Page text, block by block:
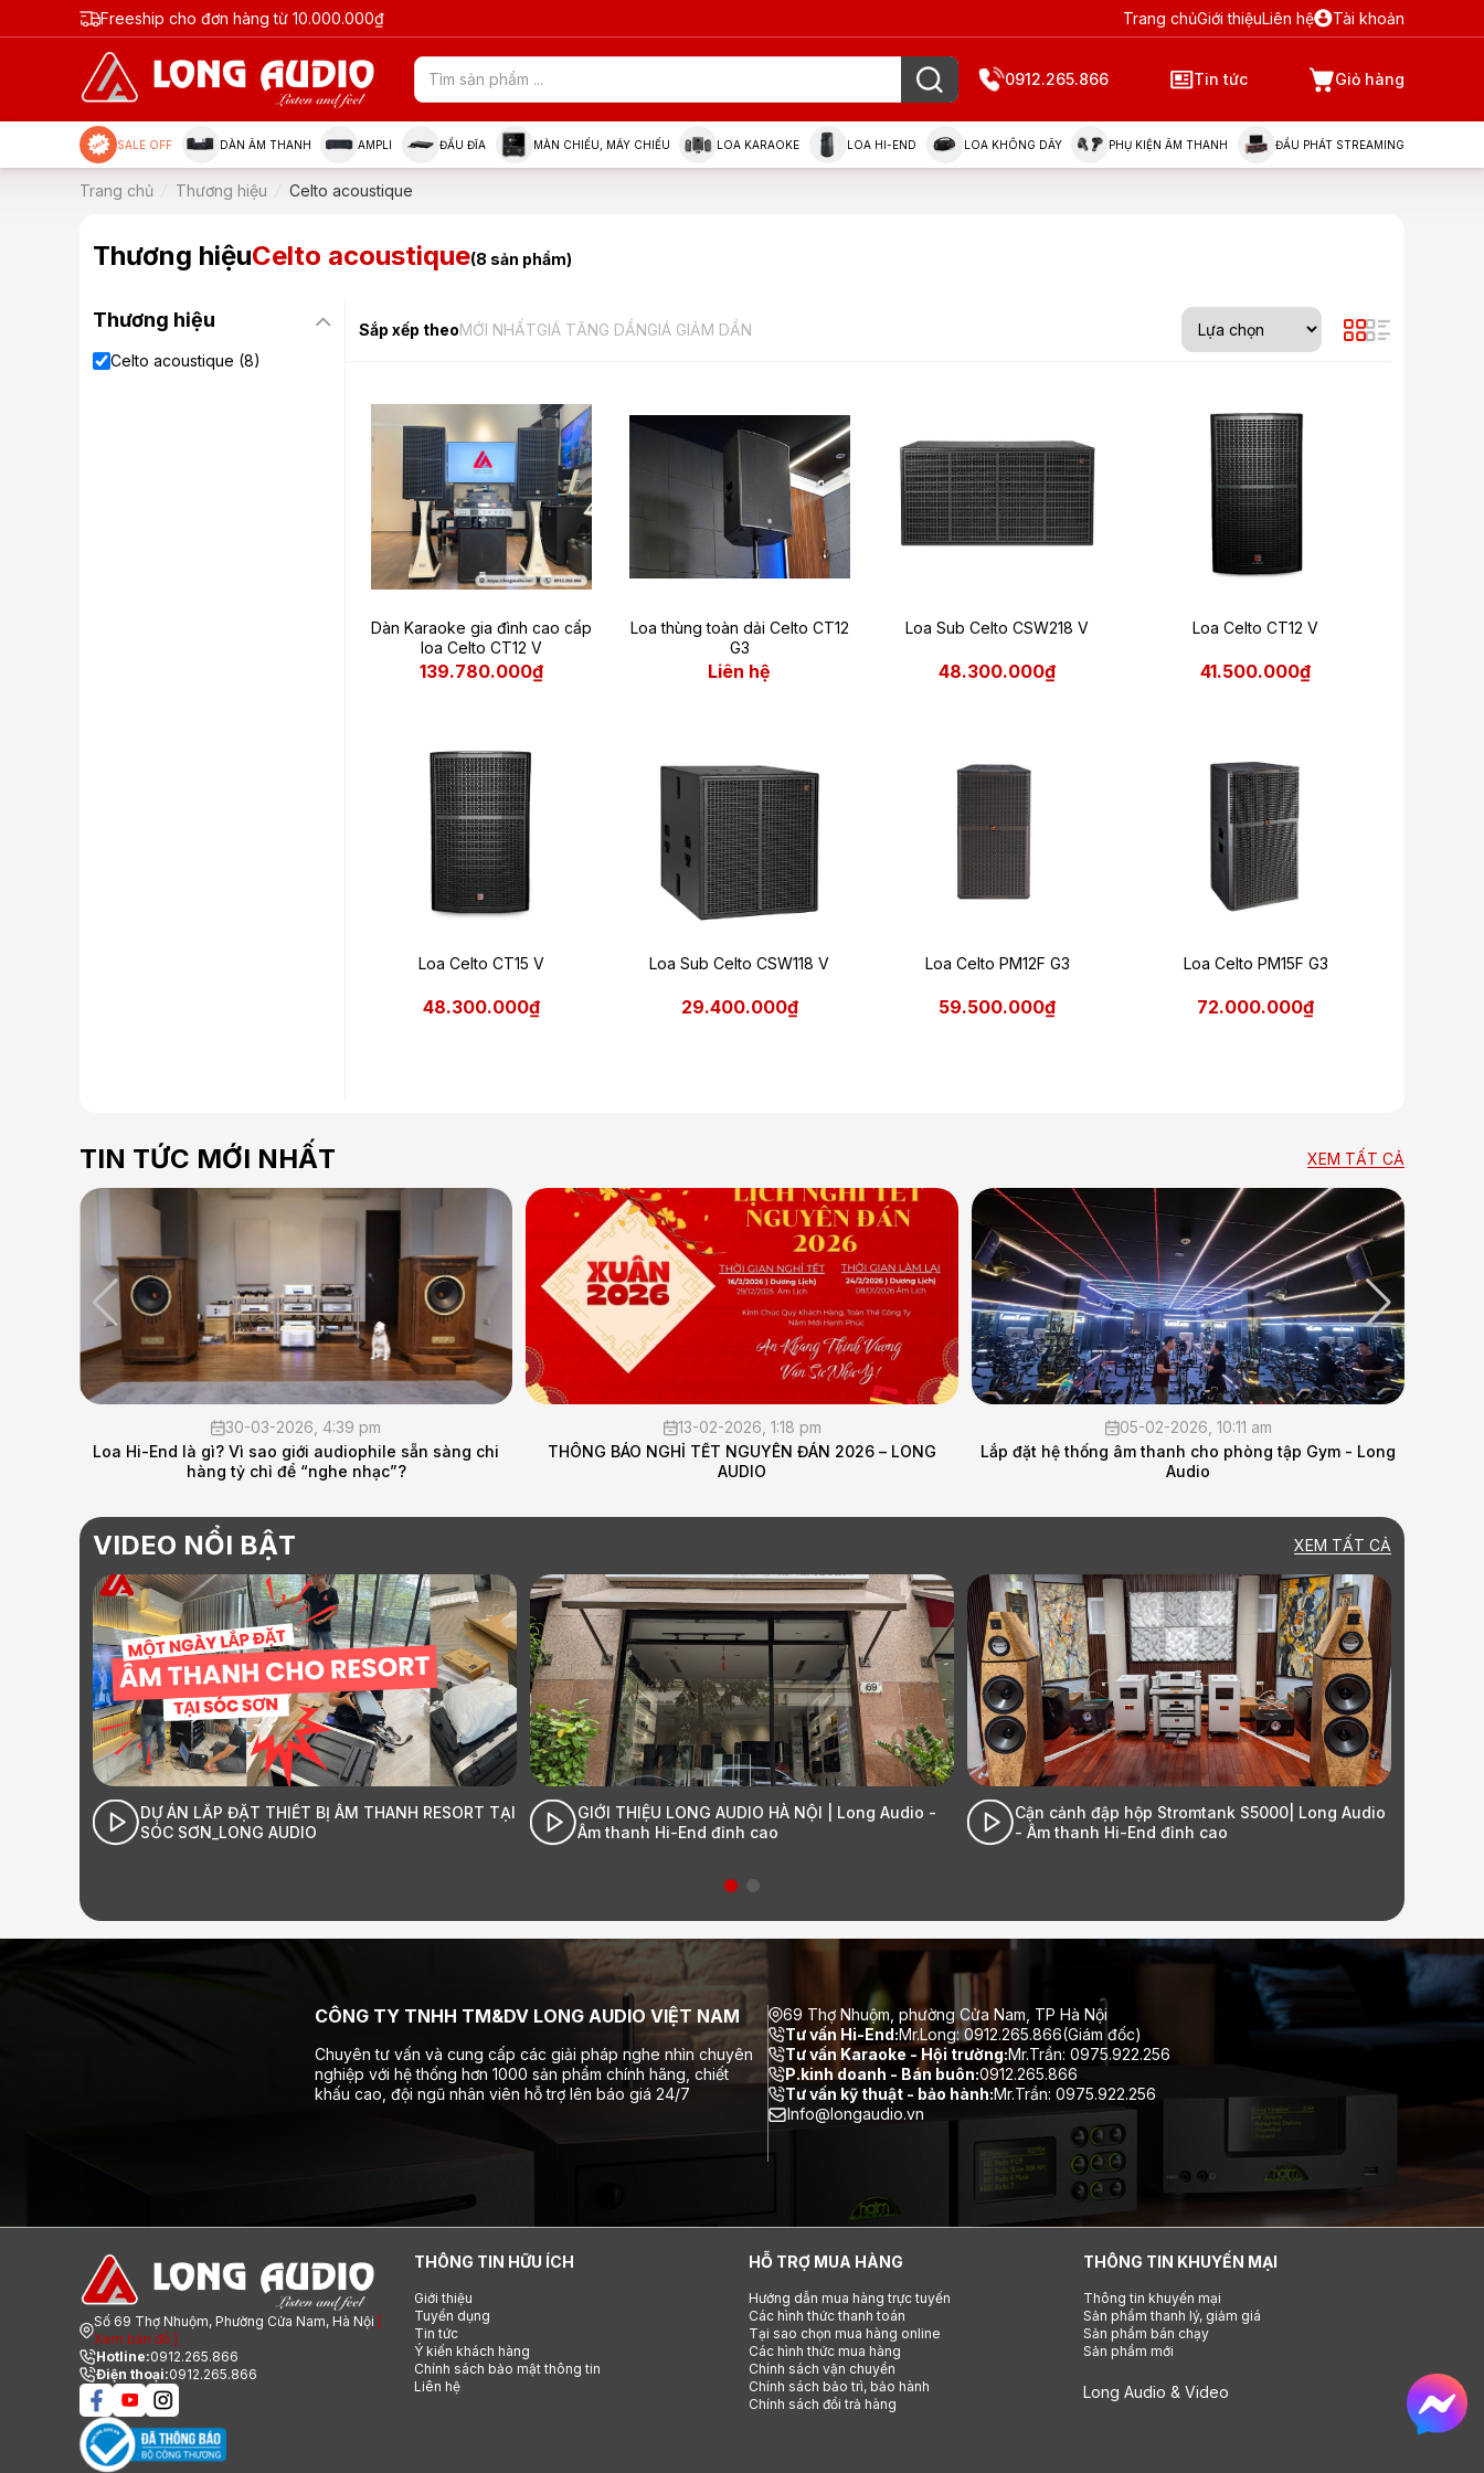
Freeship cho đơn hàng từ 10.000.000₫ Trang chủGiới thiệuLiên hệ Tài khoản
0912.265.866 Tin tức Giỏ hàng
SALE OFF DÀN ÂM THANH AMPLI ĐẦU ĐĨA MÀN CHIẾU, MÁY CHIẾU LOA KARAOKE LOA HI-END LOA KHÔNG DÂY PHỤ KIỆN ÂM THANH ĐẦU PHÁT STREAMING
Trang chủ Thương hiệu Celto acoustique
Thương hiệuCelto acoustique(8 sản phẩm)
Thương hiệu
Celto acoustique (8)
Sắp xếp theoMỚI NHẤTGIÁ TĂNG DẦNGIÁ GIẢM DẦN
Dàn Karaoke gia đình cao cấp
loa Celto CT12 V
139.780.000₫
Loa thùng toàn dải Celto CT12
G3
Liên hệ
Loa Sub Celto CSW218 V
48.300.000₫
Loa Celto CT12 V
41.500.000₫
Loa Celto CT15 V
48.300.000₫
Loa Sub Celto CSW118 V
29.400.000₫
Loa Celto PM12F G3
59.500.000₫
Loa Celto PM15F G3
72.000.000₫
TIN TỨC MỚI NHẤT XEM TẤT CẢ
30-03-2026, 4:39 pm
Loa Hi-End là gì? Vì sao giới audiophile sẵn sàng chi
hàng tỷ chỉ để “nghe nhạc”?
13-02-2026, 1:18 pm
THÔNG BÁO NGHỈ TẾT NGUYÊN ĐÁN 2026 – LONG
AUDIO
05-02-2026, 10:11 am
Lắp đặt hệ thống âm thanh cho phòng tập Gym - Long
Audio
VIDEO NỔI BẬT XEM TẤT CẢ
DỰ ÁN LẮP ĐẶT THIẾT BỊ ÂM THANH RESORT TẠI
SÓC SƠN_LONG AUDIO
GIỚI THIỆU LONG AUDIO HÀ NỘI | Long Audio -
Âm thanh Hi-End đỉnh cao
Cận cảnh đập hộp Stromtank S5000| Long Audio
- Âm thanh Hi-End đỉnh cao
CÔNG TY TNHH TM&DV LONG AUDIO VIỆT NAM
Chuyên tư vấn và cung cấp các giải pháp nghe nhìn chuyên
nghiệp với hệ thống hơn 1000 sản phẩm chính hãng, chiết
khấu cao, đội ngũ nhân viên hỗ trợ lên báo giá 24/7
69 Thợ Nhuộm, phường Cửa Nam, TP Hà Nội
Tư vấn Hi-End:Mr.Long: 0912.265.866(Giám đốc)
Tư vấn Karaoke - Hội trường:Mr.Trần: 0975.922.256
P.kinh doanh - Bán buôn:0912.265.866
Tư vấn kỹ thuật - bảo hành:Mr.Trần: 0975.922.256
Info@longaudio.vn
Số 69 Thợ Nhuộm, Phường Cửa Nam, Hà Nội [
Xem bản đồ ]
Hotline:0912.265.866
Điện thoại:0912.265.866
THÔNG TIN HỮU ÍCH
Giới thiệu
Tuyển dụng
Tin tức
Ý kiến khách hàng
Chính sách bảo mật thông tin
Liên hệ
HỖ TRỢ MUA HÀNG
Hướng dẫn mua hàng trực tuyến
Các hình thức thanh toán
Tại sao chọn mua hàng online
Các hình thức mua hàng
Chính sách vận chuyển
Chính sách bảo trì, bảo hành
Chính sách đổi trả hàng
THÔNG TIN KHUYẾN MẠI
Thông tin khuyến mại
Sản phẩm thanh lý, giảm giá
Sản phẩm bán chạy
Sản phẩm mới
Long Audio & Video